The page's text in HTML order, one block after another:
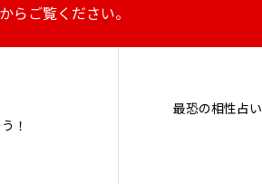
らご覧ください。
！
最恐の相性占い